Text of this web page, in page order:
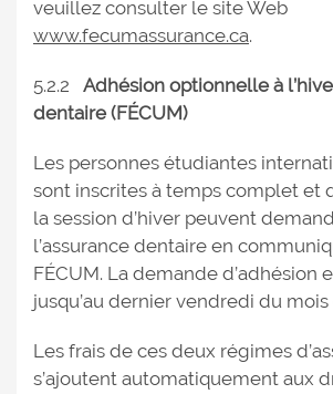
veuillez consulter le site Web
www.fecumassurance.ca.
5.2.2 Adhésion optionnelle à
dentaire (FÉCUM)
Les personnes étudiantes
sont inscrites à temps complet et
la session d’hiver peuvent
l’assurance dentaire en
FÉCUM. La demande d’adhésion
jusqu’au dernier vendredi du mois
Les frais de ces deux régimes
s’ajoutent automatiquement aux